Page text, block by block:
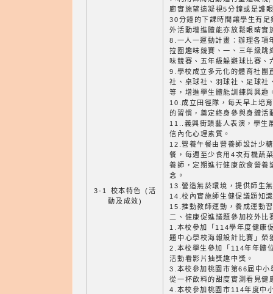
3-1 校本特色 (活
動及成效)
廊實施望遠凝視5分鐘或是護
30分鐘的下課時間讓學生有
外活動增進體能亦放鬆眼睛實
8.一人一運動計畫：辦理各項
拉圈趣味競賽、一、三年級跳
味競賽、五年級躲避球比賽、
9.學校成立多元化的體育社團
社、桌球社、羽球社、足球社
等，增進學生體能訓練與興趣
10.成立田徑隊，每天早上培
的習慣，奠定終身參與身體活
11..義興街頭藝人表演，學生
信內化心理素質。
12.營養午餐由營養師設計少
餐，每週至少食用4次有機蔬
養師，定期進行健康飲食營養
念。
13.營造無菸環境，提供師生
14.校內實施師生健促議題知
15.推動教師運動，養成運動
二、健康促進議題參加校外比
1.本校參加「114學年度健康
題中心學校海報設計比賽」榮
2.本校學生參加「114年年體
活動看影片抽獎趣中獎。
3.本校參加桃園市第66屆中
從一杯飲料的甜度實測看見健
4.本校參加桃園市114年度中